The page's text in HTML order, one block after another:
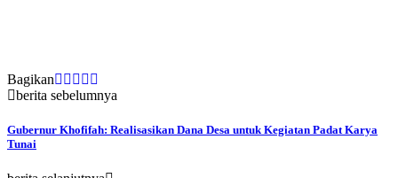
Bagikan
berita sebelumnya
Gubernur Khofifah: Realisasikan Dana Desa untuk Kegiatan Padat Karya
Tunai